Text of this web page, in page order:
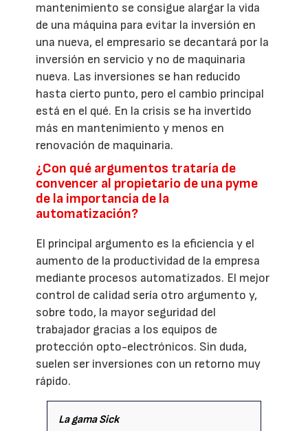
mantenimiento se consigue alargar la vida
de una máquina para evitar la inversión en
una nueva, el empresario se decantará por la
inversión en servicio y no de maquinaria
nueva. Las inversiones se han reducido
hasta cierto punto, pero el cambio principal
está en el qué. En la crisis se ha invertido
más en mantenimiento y menos en
renovación de maquinaria.
¿Con qué argumentos trataría de
convencer al propietario de una pyme
de la importancia de la
automatización?
El principal argumento es la eficiencia y el
aumento de la productividad de la empresa
mediante procesos automatizados. El mejor
control de calidad sería otro argumento y,
sobre todo, la mayor seguridad del
trabajador gracias a los equipos de
protección opto-electrónicos. Sin duda,
suelen ser inversiones con un retorno muy
rápido.
La gama Sick